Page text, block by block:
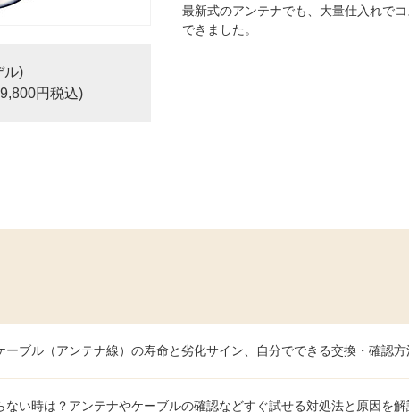
ル)
円税込)
最新式のアンテナでも、大量仕入れで
できました。
ーブル（アンテナ線）の寿命と劣化サイン、自分でできる交換・確認方
い時は？アンテナやケーブルの確認などすぐ試せる対処法と原因を解